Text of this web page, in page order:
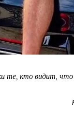
те, кто видит,